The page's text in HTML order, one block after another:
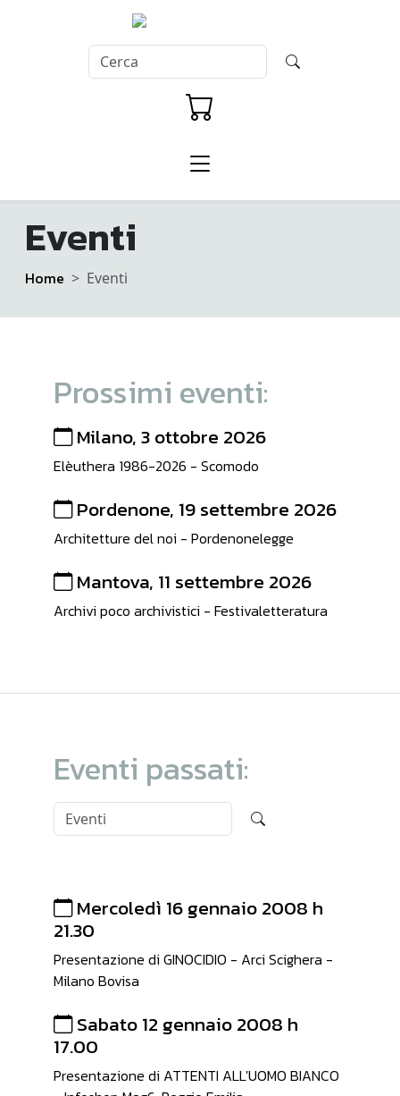
Eventi
Home Eventi
Prossimi eventi:
Milano, 3 ottobre 2026
Elèuthera 1986-2026 - Scomodo
Pordenone, 19 settembre 2026
Architetture del noi - Pordenonelegge
Mantova, 11 settembre 2026
Archivi poco archivistici - Festivaletteratura
Eventi passati:
Mercoledì 16 gennaio 2008 h
21.30
Presentazione di GINOCIDIO - Arci Scighera -
Milano Bovisa
Sabato 12 gennaio 2008 h
17.00
Presentazione di ATTENTI ALL'UOMO BIANCO